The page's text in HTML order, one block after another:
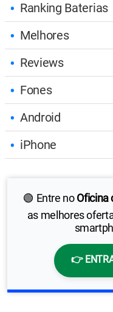
Ranking Baterias
Melhores
Reviews
Fones
Android
iPhone
🟢 Entre noOficina
as melhores
👉